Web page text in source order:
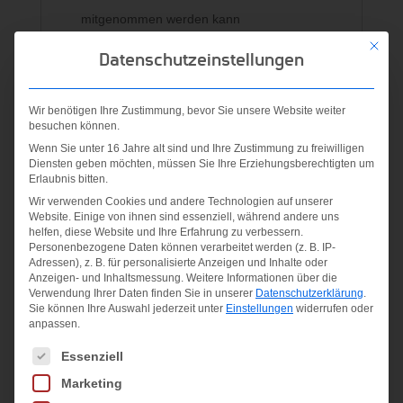
mitgenommen werden kann
Holz. Lieferung im Farbkarton
ACHTUNG! Nicht für Kinder unter 3 Jahren
geeignet. Artikel enthält Kleinteile
Erstickungsgefahr.
Material:
MDF
Ähnliche Produkte
Angebot!
Mit
Datenschutzeinstellungen
Wir benötigen Ihre Zustimmung, bevor Sie unsere Website weiter
besuchen können.
Wenn Sie unter 16 Jahre alt sind und Ihre Zustimmung zu freiwilligen
Diensten geben möchten, müssen Sie Ihre Erziehungsberechtigten um
Erlaubnis bitten.
Wir verwenden Cookies und andere Technologien auf unserer
Website. Einige von ihnen sind essenziell, während andere uns
helfen, diese Website und Ihre Erfahrung zu verbessern.
Personenbezogene Daten können verarbeitet werden (z. B. IP-
Adressen), z. B. für personalisierte Anzeigen und Inhalte oder
Anzeigen- und Inhaltsmessung. Weitere Informationen über die
Verwendung Ihrer Daten finden Sie in unserer Datenschutzerklärung.
Sie können Ihre Auswahl jederzeit unter Einstellungen widerrufen oder
anpassen.
Es folgt eine Liste der Service-Gruppen, für die eine
Essenziell
Marketing